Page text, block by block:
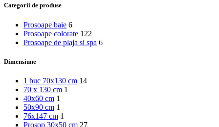
Categorii de produse
Prosoape baie 6
Prosoape colorate 122
Prosoape de plaja si spa 6
Dimensiune
1 buc 70x130 cm 14
70 x 130 cm 1
40x60 cm 1
50x90 cm 1
76x147 cm 1
Prosop 30x50 cm 27